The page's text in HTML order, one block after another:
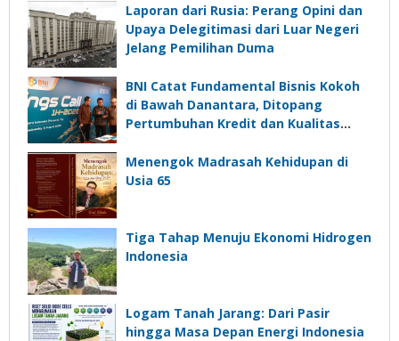
Laporan dari Rusia: Perang Opini dan
Upaya Delegitimasi dari Luar Negeri
Jelang Pemilihan Duma
BNI Catat Fundamental Bisnis Kokoh
di Bawah Danantara, Ditopang
Pertumbuhan Kredit dan Kualitas
Menengok Madrasah Kehidupan di
Usia 65
Tiga Tahap Menuju Ekonomi Hidrogen
Indonesia
Logam Tanah Jarang: Dari Pasir
hingga Masa Depan Energi Indonesia